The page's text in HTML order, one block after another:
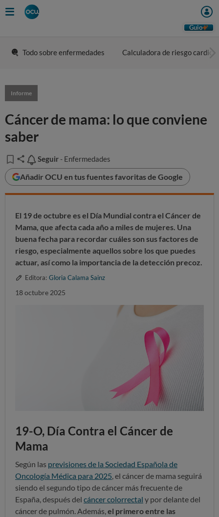
Guio
Todo sobre enfermedades Calculadora de riesgo
Informe
Cáncer de mama: lo que conviene
saber
Seguir
Seguir - Enfermedades
Añadir OCU en tus fuentes favoritas de Google
El 19 de octubre es el Día Mundial contra el Cáncer de
Mama, que afecta cada año a miles de mujeres. Una
buena fecha para recordar cuáles son sus factores de
riesgo, especialmente aquellos sobre los que puedes
actuar, así como la importancia de la detección precoz.
Editora: Gloria Calama Sainz
18 octubre 2025
19-O, Día Contra el Cáncer de
Mama
Según las previsiones de la Sociedad Española de
Oncología Médica para 2025 , el cáncer de mama seguirá
siendo el segundo tipo de cáncer más frecuente de
España, después del cáncer colorrectal y por delante del
cáncer de pulmón. Además, el primero entre las